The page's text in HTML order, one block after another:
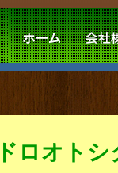
ロオトシ